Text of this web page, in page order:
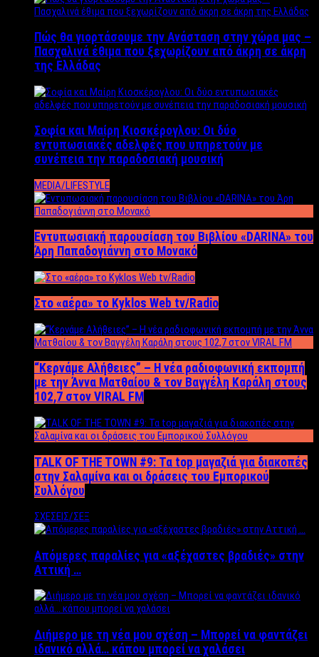
Πώς θα γιορτάσουμε την Ανάσταση στην χώρα μας –
Πασχαλινά έθιμα που ξεχωρίζουν από άκρη σε άκρη
της Ελλάδας
Σοφία και Μαίρη Κιοσκέρογλου: Οι δύο
εντυπωσιακές αδελφές που υπηρετούν με
συνέπεια την παραδοσιακή μουσική
MEDIA/LIFESTYLE
Εντυπωσιακή παρουσίαση του Βιβλίου «DARINA» του
Άρη Παπαδογιάννη στο Μονακό
Στο «αέρα» το Kyklos Web tv/Radio
“Kερνάμε Αλήθειες” – Η νέα ραδιοφωνική εκπομπή
με την Άννα Ματθαίου & τον Βαγγέλη Καράλη στους
102,7 στον VIRAL FM
TALK OF THE TOWN #9: Τα top μαγαζιά για διακοπές
στην Σαλαμίνα και οι δράσεις του Εμπορικού
Συλλόγου
ΣΧΕΣΕΙΣ/ΣΕΞ
Απόμερες παραλίες για «αξέχαστες βραδιές» στην
Αττική …
Διήμερο με τη νέα μου σχέση – Μπορεί να φαντάζει
ιδανικό αλλά… κάπου μπορεί να χαλάσει